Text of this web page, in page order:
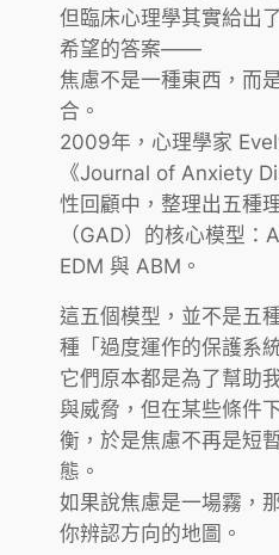
但臨床心理學其實給出
希望的答案——
焦慮不是一種東西，而
合。
2009年，心理學家
《Journal of Anxiety
性回顧中，整理出五種
（GAD）的核心模型：
EDM 與 ABM。
這五個模型，並不是五
種「過度運作的保護系
它們原本都是為了幫助
與威脅，但在某些條件
衡，於是焦慮不再是短
態。
如果說焦慮是一場霧，
你辨認方向的地圖。